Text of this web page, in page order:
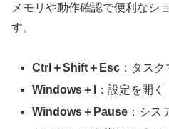
メモリや動作確認で便利なシ
す。
Ctrl＋Shift＋Esc ：タス
Windows＋I
：設定を開く
Windows＋Pause ：シス